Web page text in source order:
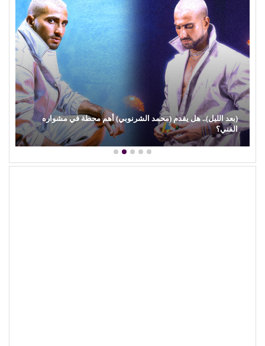
(بعد الليل).. هل يقدم (محمد الشرنوبي) أهم محطة في مشواره
الفني؟